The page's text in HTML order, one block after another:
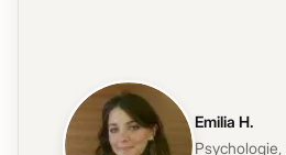
Emilia H.
Psychologie,